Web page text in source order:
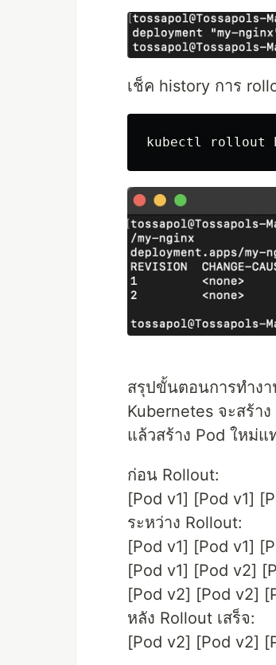
เช็ค history การ
สรุปขั้นตอนการทำง
Kubernetes จะสร้า
แล้วสร้าง Pod ใหม่
ก่อน Rollout:
[Pod v1] [Pod v1]
ระหว่าง Rollout:
[Pod v1] [Pod v1]
[Pod v1] [Pod v2]
[Pod v2] [Pod v2]
หลัง Rollout เสร็จ:
[Pod v2] [Pod v2]